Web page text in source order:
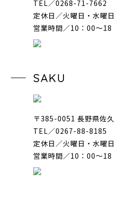
TEL／0268-71-7662
定休日／火曜日・水曜日
営業時間／10：00〜18
SAKU
〒385-0051 長野県佐
TEL／0267-88-8185
定休日／火曜日・水曜
営業時間／10：00〜18